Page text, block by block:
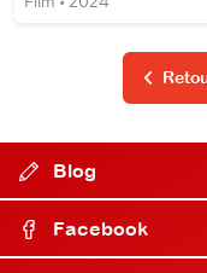
Blog
Facebook